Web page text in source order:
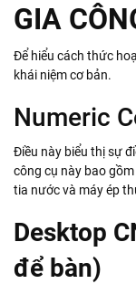
GIA
Để hiểu cách thức
khái niệm cơ bản.
Numeric
Điều này biểu thị sự
công cụ này bao
tia nước và máy ép
Desktop
để bàn)